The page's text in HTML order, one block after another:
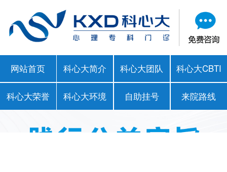
网站首页 科心大简介 科心大团队 科心大CBTI
科心大荣誉 科心大环境 自助挂号 来院路线